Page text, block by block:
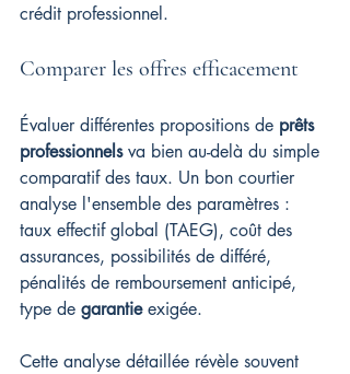
crédit professionnel.
Comparer les offres efficacement
Évaluer différentes propositions de prêts
professionnels va bien au-delà du simple
comparatif des taux. Un bon courtier
analyse l'ensemble des paramètres :
taux effectif global (TAEG), coût des
assurances, possibilités de différé,
pénalités de remboursement anticipé,
type de garantie exigée.
Cette analyse détaillée révèle souvent